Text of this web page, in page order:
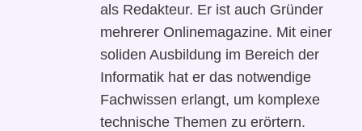
als Redakteur. Er ist auch Gründer
mehrerer Onlinemagazine. Mit einer
soliden Ausbildung im Bereich der
Informatik hat er das notwendige
Fachwissen erlangt, um komplexe
technische Themen zu erörtern.